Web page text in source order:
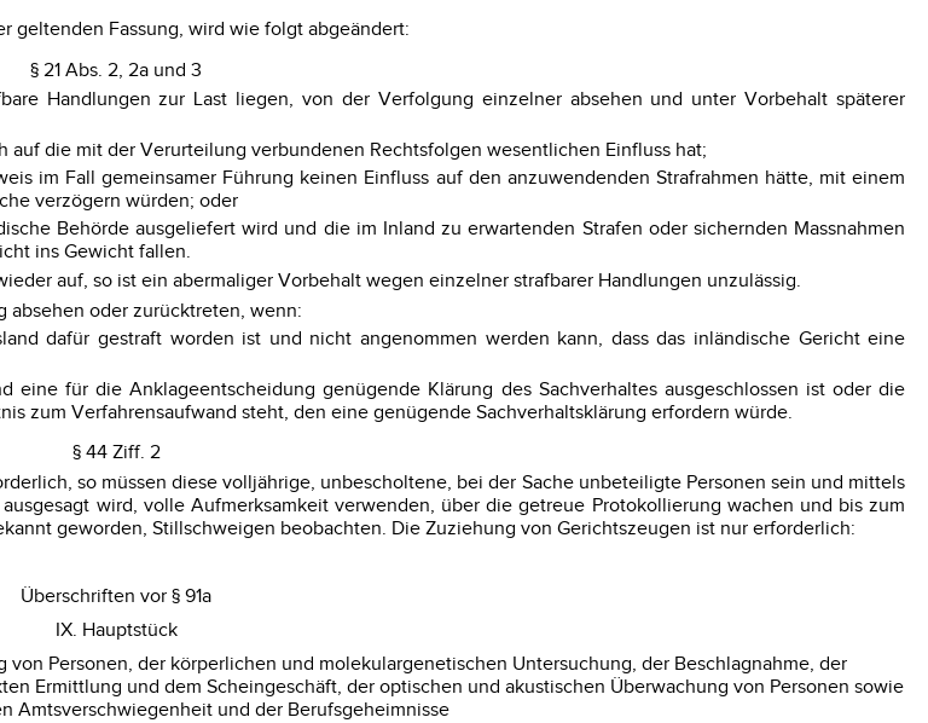
geltenden Fassung, wird wie folgt abgeändert:
§ 21 Abs. 2, 2a und 3
Handlungen zur Last liegen, von der Verfolgung einzelner absehen und unter Vorbehalt späterer
die mit der Verurteilung verbundenen Rechtsfolgen wesentlichen Einfluss hat;
im Fall gemeinsamer Führung keinen Einfluss auf den anzuwendenden Strafrahmen hätte, mit einem
verzögern würden; oder
Behörde ausgeliefert wird und die im Inland zu erwartenden Strafen oder sichernden Massnahmen
ins Gewicht fallen.
auf, so ist ein abermaliger Vorbehalt wegen einzelner strafbarer Handlungen unzulässig.
absehen oder zurücktreten, wenn:
dafür gestraft worden ist und nicht angenommen werden kann, dass das inländische Gericht eine
für die Anklageentscheidung genügende Klärung des Sachverhaltes ausgeschlossen ist oder die
zum Verfahrensaufwand steht, den eine genügende Sachverhaltsklärung erfordern würde.
§ 44 Ziff. 2
so müssen diese volljährige, unbescholtene, bei der Sache unbeteiligte Personen sein und mittels
wird, volle Aufmerksamkeit verwenden, über die getreue Protokollierung wachen und bis zum
geworden, Stillschweigen beobachten. Die Zuziehung von Gerichtszeugen ist nur erforderlich:
Überschriften vor § 91a
IX. Hauptstück
Personen, der körperlichen und molekulargenetischen Untersuchung, der Beschlagnahme, der
Ermittlung und dem Scheingeschäft, der optischen und akustischen Überwachung von Personen sowie
Amtsverschwiegenheit und der Berufsgeheimnisse